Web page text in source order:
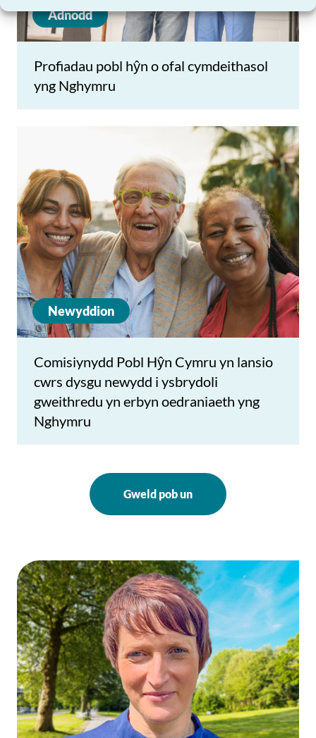
Adnodd
Profiadau pobl hŷn o ofal cymdeithasol
yng Nghymru
Newyddion
Comisiynydd Pobl Hŷn Cymru yn lansio
cwrs dysgu newydd i ysbrydoli
gweithredu yn erbyn oedraniaeth yng
Nghymru
Gweld pob un